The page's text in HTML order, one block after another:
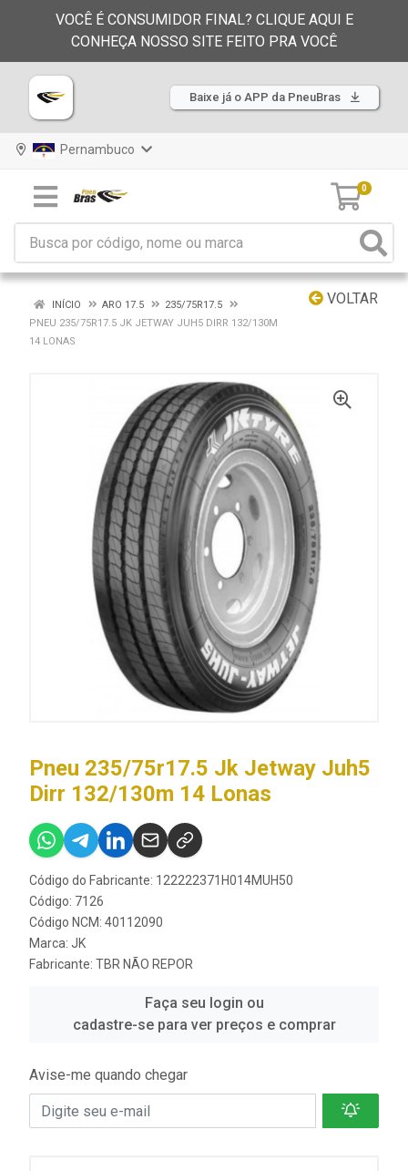
VOCÊ É CONSUMIDOR FINAL? CLIQUE AQUI E
CONHEÇA NOSSO SITE FEITO PRA VOCÊ
Baixe já o APP da PneuBras
Pernambuco
0
VOLTAR
INÍCIO ARO 17.5
235/75R17.5
PNEU 235/75R17.5 JK JETWAY JUH5 DIRR 132/130M
14 LONAS
Pneu 235/75r17.5 Jk Jetway Juh5
Dirr 132/130m 14 Lonas
Código do Fabricante: 122222371H014MUH50
Código: 7126
Código NCM: 40112090
Marca: JK
Fabricante: TBR NÃO REPOR
Faça seu login ou
cadastre-se para ver preços e comprar
Avise-me quando chegar